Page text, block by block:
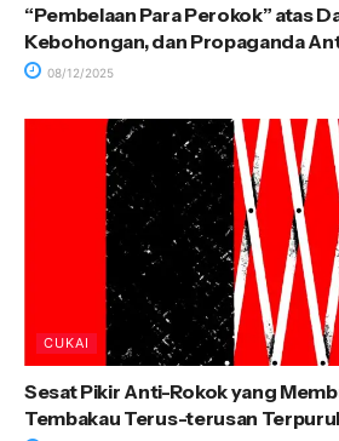
“Pembelaan Para Perokok” atas
Kebohongan, dan Propaganda
08/12/2025
CUKAI
Sesat Pikir Anti-Rokok yang
Tembakau Terus-terusan